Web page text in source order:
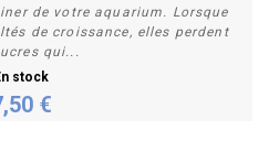
de votre aquarium. Lorsque
de croissance, elles perdent
qui...
stock
€